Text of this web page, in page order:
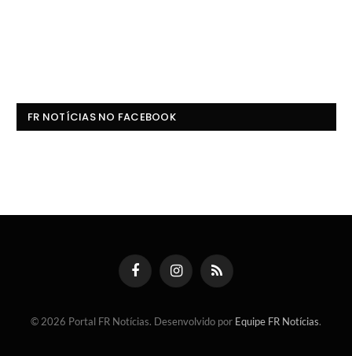
FR NOTÍCIAS NO FACEBOOK
FacebookInstagramRSS
© 2026 Portal FR Notícias. Desenvolvido por Equipe FR Notícias.